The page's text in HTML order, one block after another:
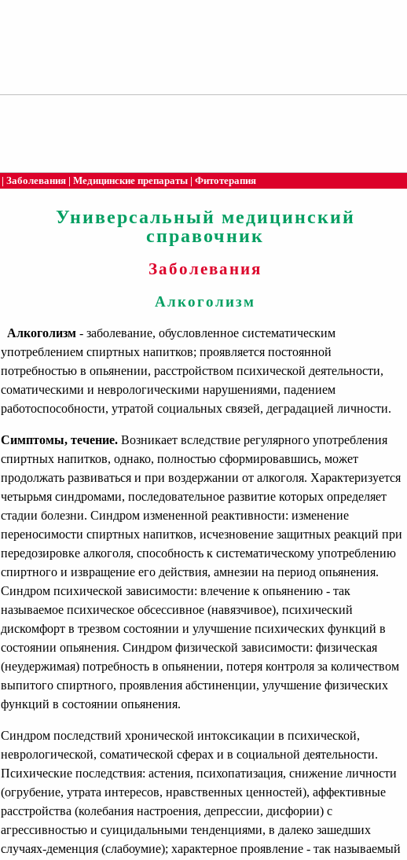
| Заболевания | Медицинские препараты | Фитотерапия
Универсальный медицинский
справочник
Заболевания
Алкоголизм
Алкоголизм - заболевание, обусловленное систематическим
употреблением спиртных напитков; проявляется постоянной
потребностью в опьянении, расстройством психической деятельности,
соматическими и неврологическими нарушениями, падением
работоспособности, утратой социальных связей, деградацией личности.
Симптомы, течение. Возникает вследствие регулярного употребления
спиртных напитков, однако, полностью сформировавшись, может
продолжать развиваться и при воздержании от алкоголя. Характеризуется
четырьмя синдромами, последовательное развитие которых определяет
стадии болезни. Синдром измененной реактивности: изменение
переносимости спиртных напитков, исчезновение защитных реакций при
передозировке алкоголя, способность к систематическому употреблению
спиртного и извращение его действия, амнезии на период опьянения.
Синдром психической зависимости: влечение к опьянению - так
называемое психическое обсессивное (навязчивое), психический
дискомфорт в трезвом состоянии и улучшение психических функций в
состоянии опьянения. Синдром физической зависимости: физическая
(неудержимая) потребность в опьянении, потеря контроля за количеством
выпитого спиртного, проявления абстиненции, улучшение физических
функций в состоянии опьянения.
Синдром последствий хронической интоксикации в психической,
неврологической, соматической сферах и в социальной деятельности.
Психические последствия: астения, психопатизация, снижение личности
(огрубение, утрата интересов, нравственных ценностей), аффективные
расстройства (колебания настроения, депрессии, дисфории) с
агрессивностью и суицидальными тенденциями, в далеко зашедших
случаях-деменция (слабоумие); характерное проявление - так называемый